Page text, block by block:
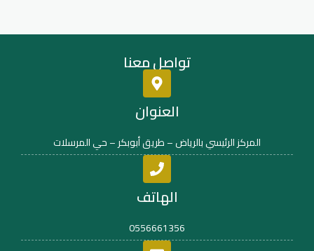
تواصل معنا
العنوان
المركز الرئيسي بالرياض – طريق أبوبكر – حي المرسلات
الهاتف
0556661356